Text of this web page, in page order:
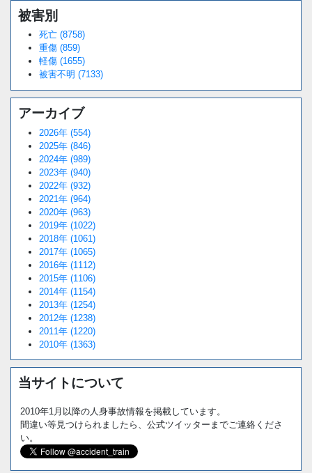
被害別
死亡 (8758)
重傷 (859)
軽傷 (1655)
被害不明 (7133)
アーカイブ
2026年 (554)
2025年 (846)
2024年 (989)
2023年 (940)
2022年 (932)
2021年 (964)
2020年 (963)
2019年 (1022)
2018年 (1061)
2017年 (1065)
2016年 (1112)
2015年 (1106)
2014年 (1154)
2013年 (1254)
2012年 (1238)
2011年 (1220)
2010年 (1363)
当サイトについて
2010年1月以降の人身事故情報を掲載しています。
間違い等見つけられましたら、公式ツイッターまでご連絡くださ
い。